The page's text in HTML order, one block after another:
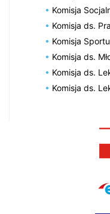
Komisja
Komisja ds.
Komisja Sportu
Komisja ds.
Komisja ds.
Komisja ds.